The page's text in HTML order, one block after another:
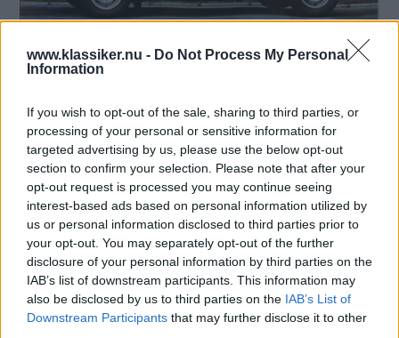
www.klassiker.nu - Do Not Process My Personal
Information
If you wish to opt-out of the sale, sharing to third parties, or
processing of your personal or sensitive information for
targeted advertising by us, please use the below opt-out
section to confirm your selection. Please note that after your
opt-out request is processed you may continue seeing
interest-based ads based on personal information utilized by
us or personal information disclosed to third parties prior to
your opt-out. You may separately opt-out of the further
disclosure of your personal information by third parties on the
IAB’s list of downstream participants. This information may
also be disclosed by us to third parties on the IAB’s List of
Downstream Participants that may further disclose it to other